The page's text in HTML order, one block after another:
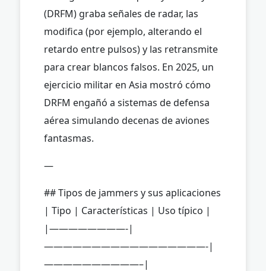
(DRFM) graba señales de radar, las
modifica (por ejemplo, alterando el
retardo entre pulsos) y las retransmite
para crear blancos falsos. En 2025, un
ejercicio militar en Asia mostró cómo
DRFM engañó a sistemas de defensa
aérea simulando decenas de aviones
fantasmas.
—
## Tipos de jammers y sus aplicaciones
| Tipo | Características | Uso típico |
|————————-|
—————————————————-|
——————————–|